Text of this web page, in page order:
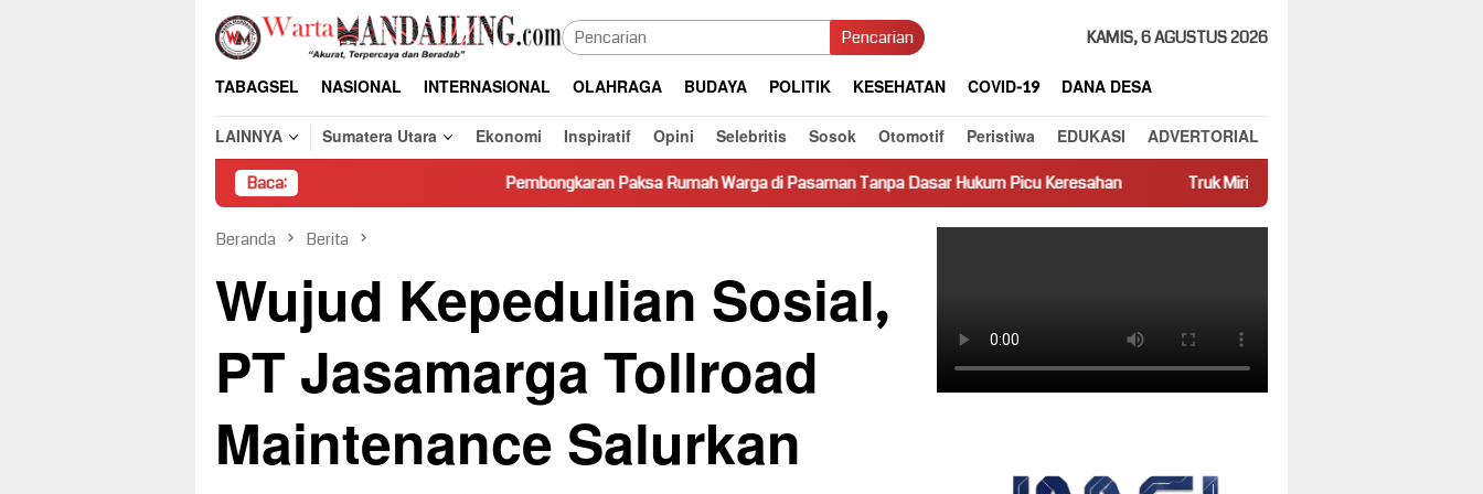
Loncat
konten
Pencarian KAMIS, 6 AGUSTUS 2026
TABAGSEL NASIONAL INTERNASIONAL OLAHRAGA BUDAYA POLITIK KESEHATAN COVID-19
DANA DESA
LAINNYA
Sumatera Utara Ekonomi Inspiratif Opini Selebritis Sosok Otomotif Peristiwa EDUKASI ADVERTORIAL
Baca: Pembongkaran Paksa Rumah Warga di Pasaman Tanpa Dasar Hukum Picu Keresahan Truk Miring Hambat Arus Lalu Lintas di Jalan Panti–Simpang
Beranda Berita
Wujud Kepedulian Sosial,
PT Jasamarga Tollroad
Maintenance Salurkan